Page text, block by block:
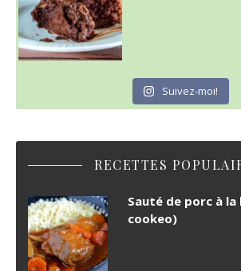
Suivez-moi!
RECETTES
Sauté de porc à la
cookeo)